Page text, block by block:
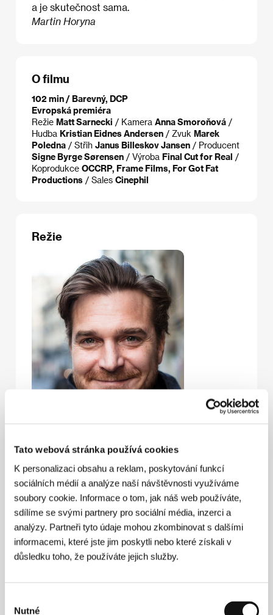
Tato webová stránka používá cookies
K personalizaci obsahu a reklam, poskytování funkcí
sociálních médií a analýze naší návštěvnosti využíváme
soubory cookie. Informace o tom, jak náš web používáte,
sdílíme se svými partnery pro sociální média, inzerci a
analýzy. Partneři tyto údaje mohou zkombinovat s dalšími
informacemi, které jste jim poskytli nebo které získali v
důsledku toho, že používáte jejich služby.
Nutné
a je skutečnost sama.
Martin Horyna
O filmu
102 min / Barevný, DCP
Evropská premiéra
Režie Matt Sarnecki / Kamera Anna Smoroňová /
Hudba Kristian Eidnes Andersen / Zvuk Marek
Poledna / Střih Janus Billeskov Jansen / Producent
Signe Byrge Sørensen / Výroba Final Cut for Real /
Koprodukce OCCRP, Frame Films, For Got Fat
Productions / Sales Cinephil
Režie
Matt Sarnecki(Chicago, USA). Filmografie:Killing
Pavel(2017, dok.),Kuciak: Vražda novináře(The
Killing of a Journalist, 2022, dok.).
Kontakty
Tel: +972 502 827 955